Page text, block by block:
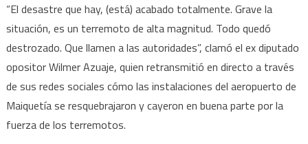
“El desastre que hay, (está) acabado totalmente. Grave la
situación, es un terremoto de alta magnitud. Todo quedó
destrozado. Que llamen a las autoridades”, clamó el ex diputado
opositor Wilmer Azuaje, quien retransmitió en directo a través
de sus redes sociales cómo las instalaciones del aeropuerto de
Maiquetía se resquebrajaron y cayeron en buena parte por la
fuerza de los terremotos.